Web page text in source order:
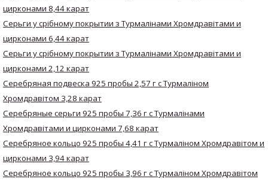
цирконами 8,44 карат
Серьги у срібному покрытии з Турмалінами Хромдравітами и
цирконами 6,44 карат
Серьги у срібному покрытии з Турмалінами Хромдравітами и
цирконами 2,12 карат
Серебряная подвеска 925 пробы 2,57 г с Турмаліном
Хромдравітом 3,28 карат
Серебряные серьги 925 пробы 7,36 г с Турмалінами
Хромдравітами и цирконами 7,68 карат
Серебряное кольцо 925 пробы 4,41 г с Турмаліном Хромдравітом и
цирконами 3,94 карат
Серебряное кольцо 925 пробы 3,96 г с Турмаліном Хромдравітом